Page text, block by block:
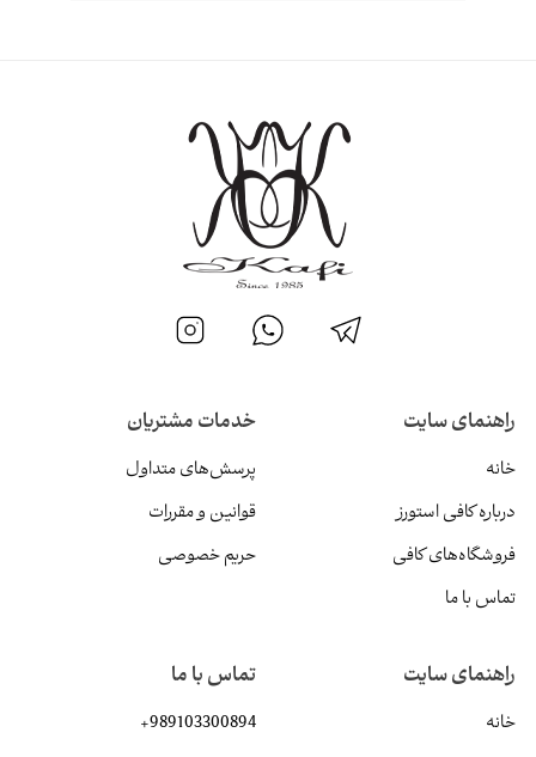
راهنمای سایت
خانه
درباره کافی استورز
فروشگاه‌های کافی
تماس با ما
خدمات مشتریان
پرسش‌های متداول
قوانین و مقررات
حریم خصوصی
راهنمای سایت
خانه
تماس با ما
+989103300894